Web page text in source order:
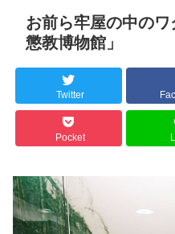
お前ら牢屋の中の
懲教博物館」
Twitter
Pocket